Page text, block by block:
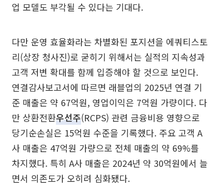
업 모델도 부각될 수 있다는 기대다.
다만 운영 효율화라는 차별화된 포지션을 에쿼티스토
리(상장 청사진)로 굳히기 위해서는 실적의 지속성과
고객 저변 확대를 함께 입증해야 할 것으로 보인다.
연결감사보고서에 따르면 래블업의 2025년 연결 기
준 매출은 약 67억원, 영업이익은 7억원 가량이다. 다
만 상환전환우선주(RCPS) 관련 금융비용 영향으로
당기순손실은 15억원 수준을 기록했다. 주요 고객 A
사 매출은 47억원 가량으로 전체 매출의 약 69%를
차지했다. 특히 A사 매출은 2024년 약 30억원에서 늘
면서 의존도가 오히려 심화됐다.